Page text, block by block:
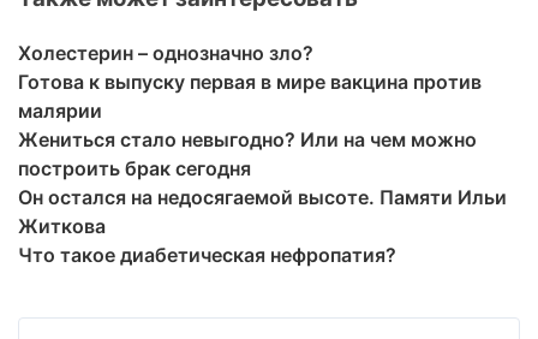
Холестерин – однозначно зло?
Готова к выпуску первая в мире вакцина против
малярии
Жениться стало невыгодно? Или на чем можно
построить брак сегодня
Он остался на недосягаемой высоте. Памяти Ильи
Житкова
Что такое диабетическая нефропатия?